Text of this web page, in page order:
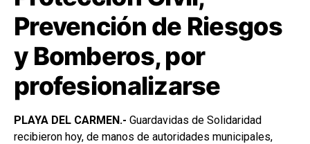
Prevención de Riesgos
y Bomberos, por
profesionalizarse
PLAYA DEL CARMEN.- Guardavidas de Solidaridad
recibieron hoy, de manos de autoridades municipales,